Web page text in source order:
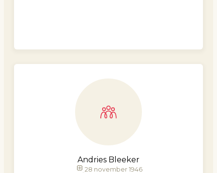
Andries Bleeker
28 november 1946